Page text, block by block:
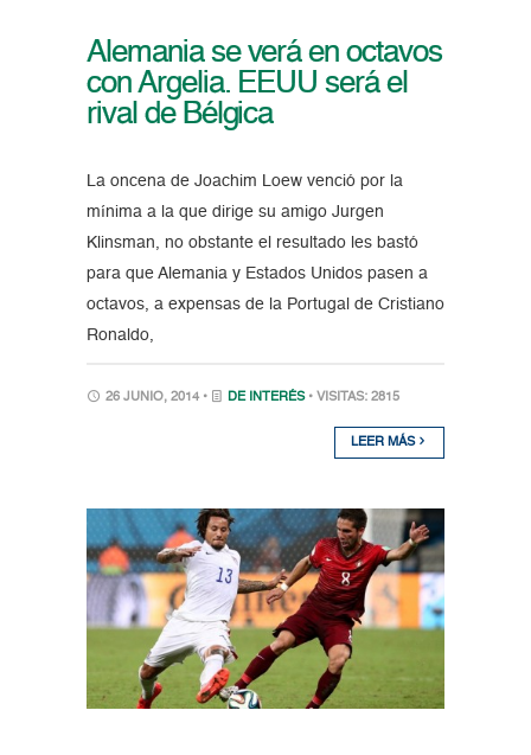
Alemania se verá en octavos
con Argelia. EEUU será el
rival de Bélgica
La oncena de Joachim Loew venció por la
mínima a la que dirige su amigo Jurgen
Klinsman, no obstante el resultado les bastó
para que Alemania y Estados Unidos pasen a
octavos, a expensas de la Portugal de Cristiano
Ronaldo,
26 JUNIO, 2014 • DE INTERÉS • VISITAS: 2815
LEER MÁS